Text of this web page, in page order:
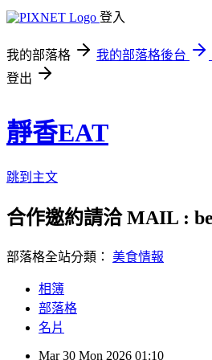
登入
我的部落格 我的部落格後台
登出
靜香EAT
跳到主文
合作邀約請洽 MAIL :
部落格全站分類： 美食情報
相簿
部落格
名片
Mar 30 Mon 2026 01:10